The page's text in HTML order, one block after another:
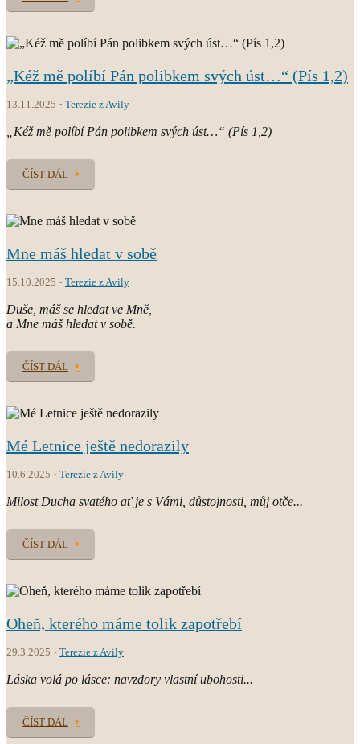
„Kéž mě políbí Pán polibkem svých úst…“ (Pís 1,2)
13.11.2025 Terezie z Avily
„Kéž mě políbí Pán polibkem svých úst…“ (Pís 1,2)
ČÍST DÁL
Mne máš hledat v sobě
15.10.2025 Terezie z Avily
Duše, máš se hledat ve Mně,
a Mne máš hledat v sobě.
ČÍST DÁL
Mé Letnice ještě nedorazily
10.6.2025 Terezie z Avily
Milost Ducha svatého ať je s Vámi, důstojnosti, můj otče...
ČÍST DÁL
Oheň, kterého máme tolik zapotřebí
29.3.2025 Terezie z Avily
Láska volá po lásce: navzdory vlastní ubohosti...
ČÍST DÁL